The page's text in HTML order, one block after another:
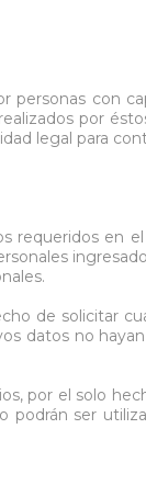
Escaleras
Ver todo
Cuenta
Ver todo
Ver todo
personas con
por
legal para
requeridos en
de solicitar
datos no
por el solo
ser